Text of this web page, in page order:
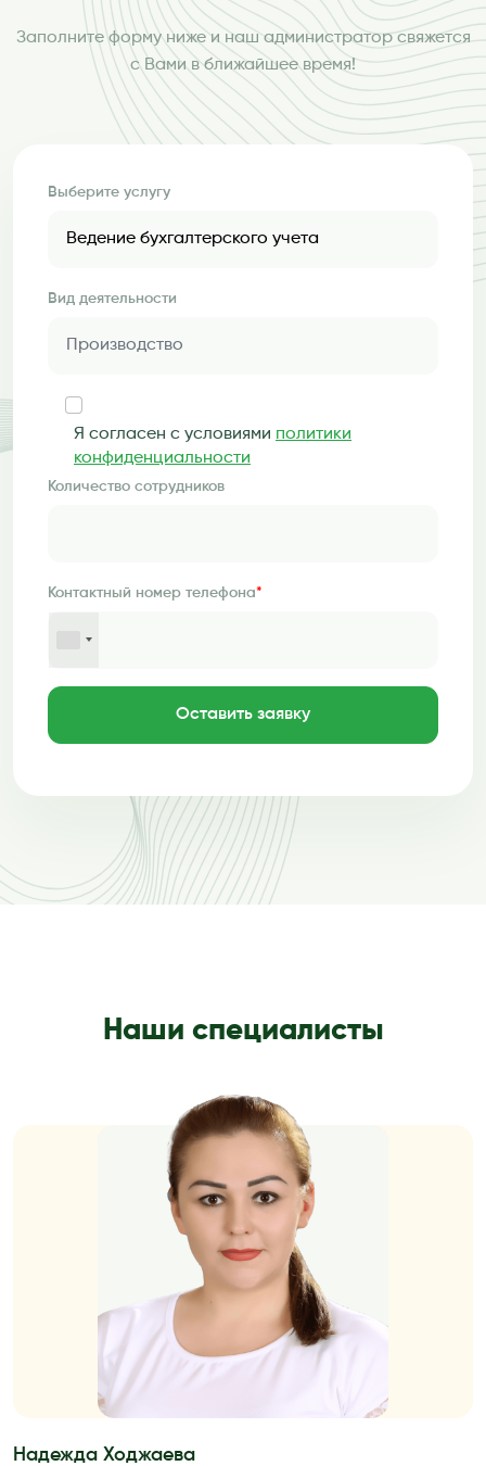
Заполните форму ниже и наш администратор свяжется
с Вами в ближайшее время!
Выберите услугу
Вид деятельности
Я согласен с условиями политики
конфиденциальности
Количество сотрудников
Контактный номер телефона*
Наши специалисты
Надежда Ходжаева